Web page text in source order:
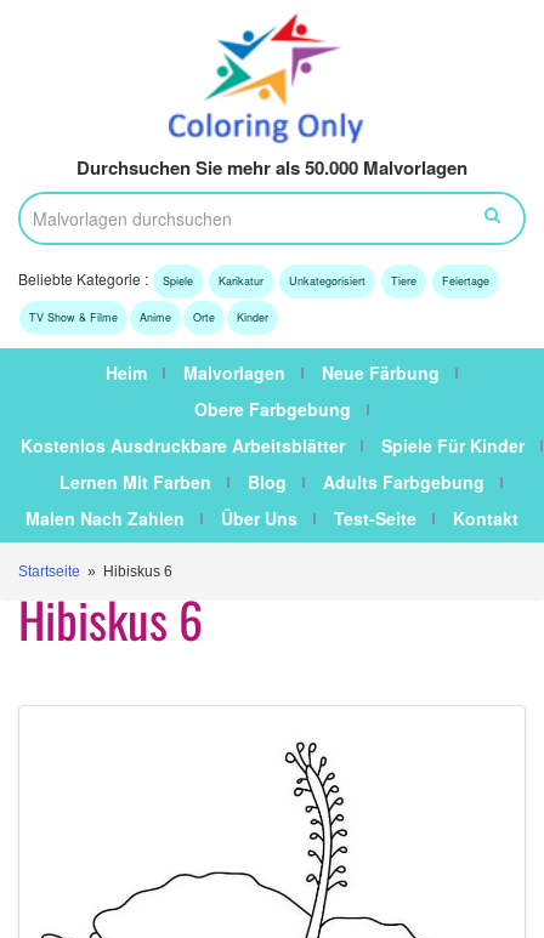
Durchsuchen Sie mehr als 50.000 Malvorlagen
Beliebte Kategorie : Spiele Karikatur Unkategorisiert Tiere Feiertage
TV Show & Filme Anime Orte Kinder
Heim Malvorlagen
Neue Färbung
Obere Farbgebung
Kostenlos Ausdruckbare Arbeitsblätter
Spiele Für Kinder
Lernen Mit Farben
Blog
Adults Farbgebung
Malen Nach Zahlen
Über Uns Test-Seite Kontakt
Startseite » Hibiskus 6
Hibiskus 6